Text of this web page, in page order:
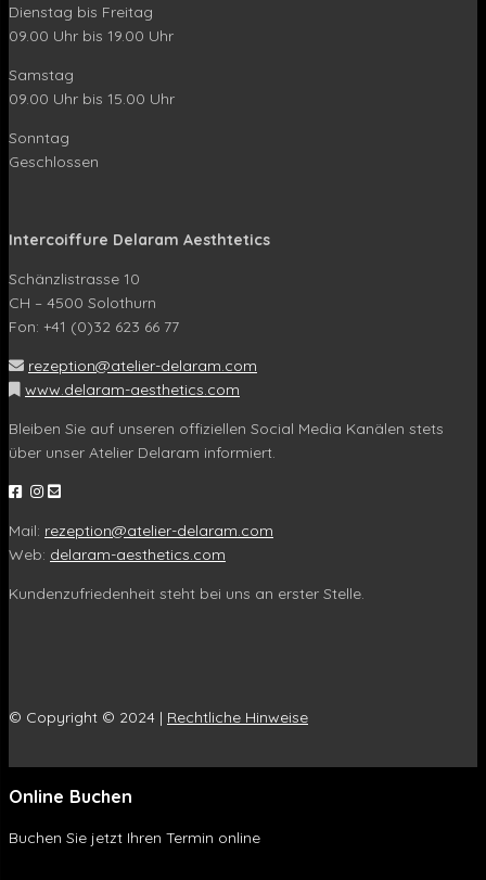
Dienstag bis Freitag
09.00 Uhr bis 19.00 Uhr
Samstag
09.00 Uhr bis 15.00 Uhr
Sonntag
Geschlossen
Intercoiffure Delaram Aesthtetics
Schänzlistrasse 10
CH – 4500 Solothurn
Fon: +41 (0)32 623 66 77
rezeption@atelier-delaram.com
www.delaram-aesthetics.com
Bleiben Sie auf unseren offiziellen Social Media Kanälen stets
über unser Atelier Delaram informiert.
Mail: rezeption@atelier-delaram.com
Web: delaram-aesthetics.com
Kundenzufriedenheit steht bei uns an erster Stelle.
© Copyright © 2024 | Rechtliche Hinweise
Online Buchen
Buchen Sie jetzt Ihren Termin online